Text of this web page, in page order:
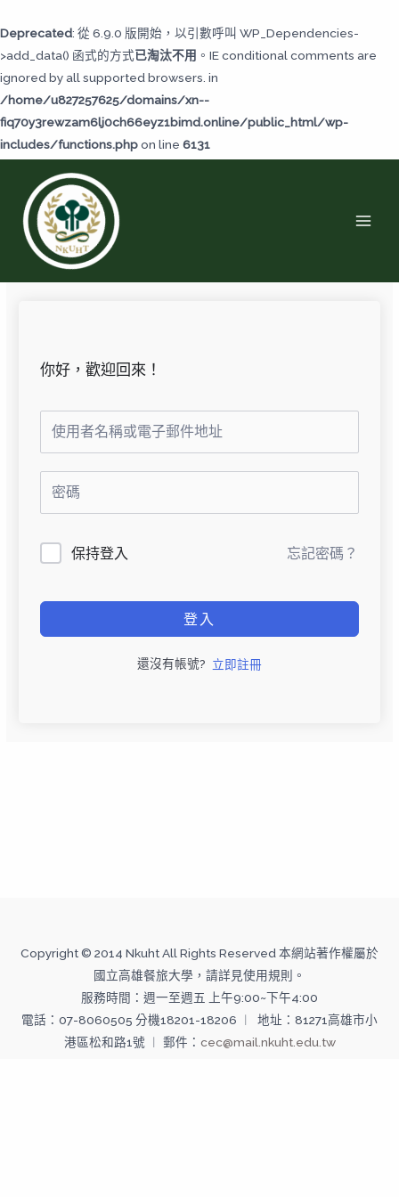
Deprecated: 從 6.9.0 版開始，以引數呼叫 WP_Dependencies-
>add_data() 函式的方式已淘汰不用 。IE conditional comments are
ignored by all supported browsers. in
/home/u827257625/domains/xn--
fiq70y3rewzam6lj0ch66eyz1bimd.online/public_html/wp-
includes/functions.phpon line 6131
至
主
要
內
容
你好，歡迎回來！
保持登入 忘記密碼？
登入
還沒有帳號? 立即註冊
Copyright © 2014 Nkuht All Rights Reserved 本網站著作權屬於
國立高雄餐旅大學，請詳見使用規則。
服務時間：週一至週五 上午9:00~下午4:00
電話：07-8060505 分機18201-18206 ︱ 地址：81271高雄市小
港區松和路1號 ︱ 郵件： cec@mail.nkuht.edu.tw